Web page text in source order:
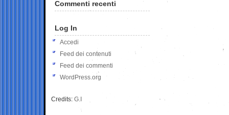
Commenti recenti
Log In
Accedi
Feed dei contenuti
Feed dei commenti
WordPress.org
Credits: G.I